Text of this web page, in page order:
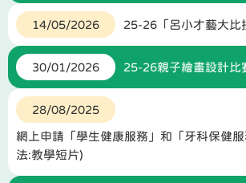
14/05/2026 25-26「呂小才藝大比
30/01/2026 25-26親子繪畫設計比
28/08/2025
網上申請「學生健康服務」和「牙科保健
法:教學短片)